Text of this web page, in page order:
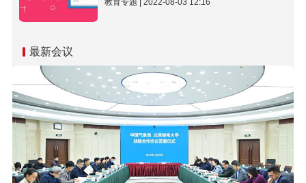
教育专题 | 2022-08-03 12:16
最新会议